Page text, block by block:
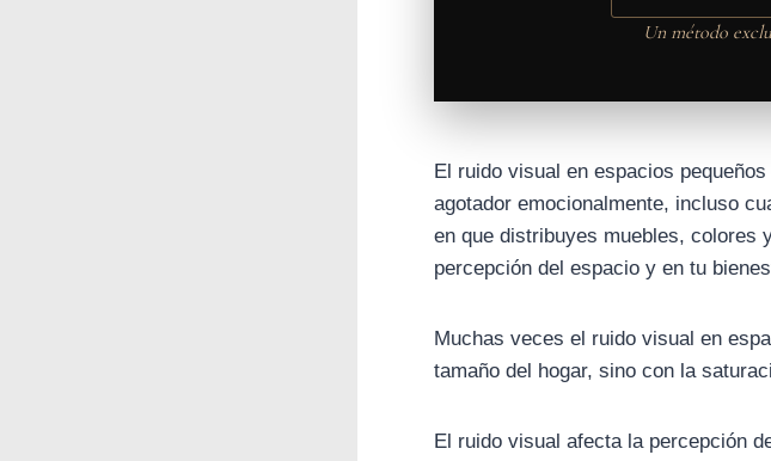
Un método
El ruido visual en espacios
agotador emocionalmente, incluso
en que distribuyes muebles, colores
percepción del espacio y en tu
Muchas veces el ruido visual en
tamaño del hogar, sino con la
El ruido visual afecta la percepción